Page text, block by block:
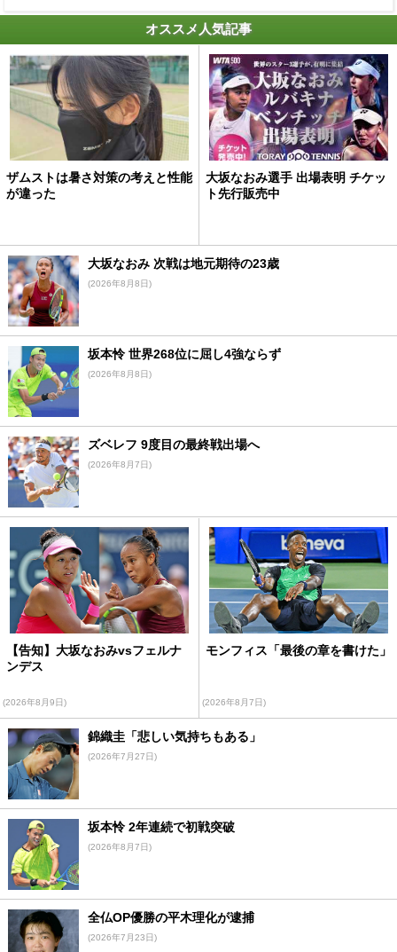
オススメ人気記事
ザムストは暑さ対策の考えと性能
が違った
大坂なおみ選手 出場表明 チケッ
ト先行販売中
大坂なおみ 次戦は地元期待の23歳
(2026年8月8日)
坂本怜 世界268位に屈し4強ならず
(2026年8月8日)
ズベレフ 9度目の最終戦出場へ
(2026年8月7日)
【告知】大坂なおみvsフェルナ
ンデス
(2026年8月9日)
モンフィス「最後の章を書けた」
(2026年8月7日)
錦織圭「悲しい気持ちもある」
(2026年7月27日)
坂本怜 2年連続で初戦突破
(2026年8月7日)
全仏OP優勝の平木理化が逮捕
(2026年7月23日)